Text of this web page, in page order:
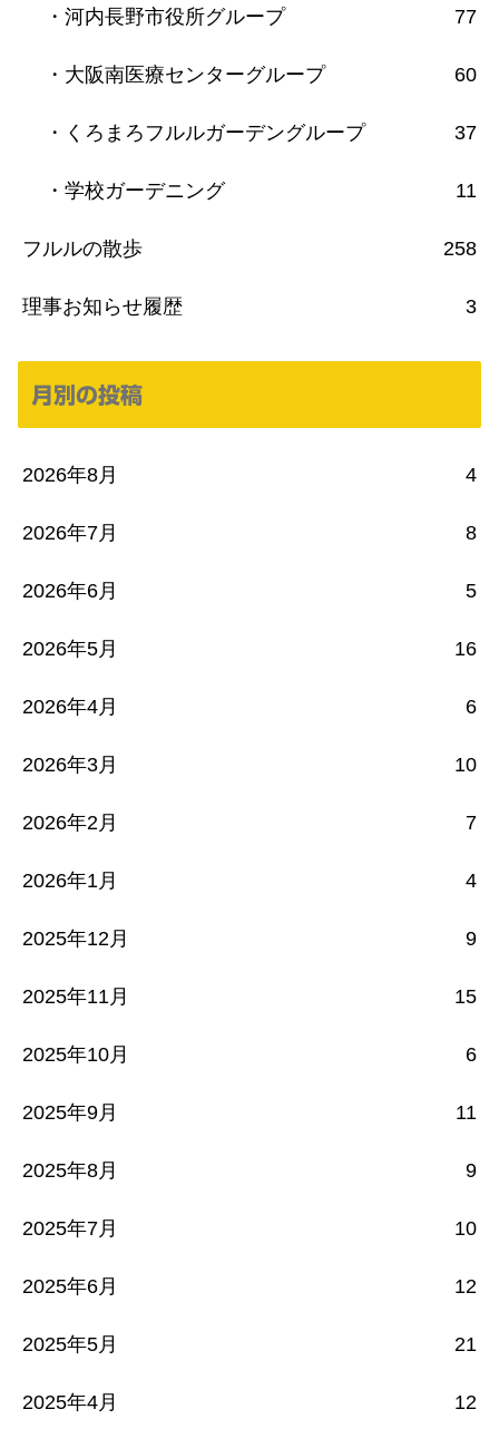
・河内長野市役所グループ 77
・大阪南医療センターグループ 60
・くろまろフルルガーデングループ 37
・学校ガーデニング 11
フルルの散歩 258
理事お知らせ履歴 3
月別の投稿
2026年8月 4
2026年7月 8
2026年6月 5
2026年5月 16
2026年4月 6
2026年3月 10
2026年2月 7
2026年1月 4
2025年12月 9
2025年11月 15
2025年10月 6
2025年9月 11
2025年8月 9
2025年7月 10
2025年6月 12
2025年5月 21
2025年4月 12